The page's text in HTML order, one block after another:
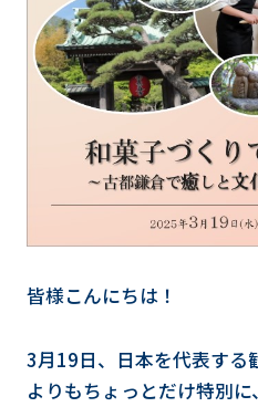
皆様こんにちは！
3月19日、日本を代表する
よりもちょっとだけ特別